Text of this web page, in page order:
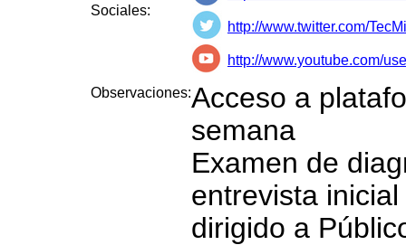
Sociales:
http://www.twitter.com/
http://www.youtube.com/
Observaciones:Acceso a
semana
Examen de
entrevista inicial
dirigido a